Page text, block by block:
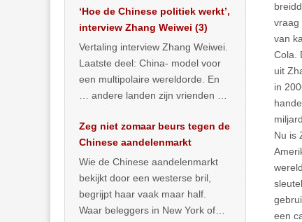
vraag
van
Cola.
uit
in
Nu is
een
… >> lees meer
‘Hoe de Chinese politiek werkt’,
interview Zhang Weiwei (3)
Vertaling interview Zhang Weiwei.
Laatste deel: China- model voor
een multipolaire wereldorde. En
… andere landen zijn vrienden of
Zeg niet zomaar beurs tegen de
Chinese aandelenmarkt
Wie de Chinese aandelenmarkt
bekijkt door een westerse bril,
begrijpt haar vaak maar half.
Waar beleggers in New York of